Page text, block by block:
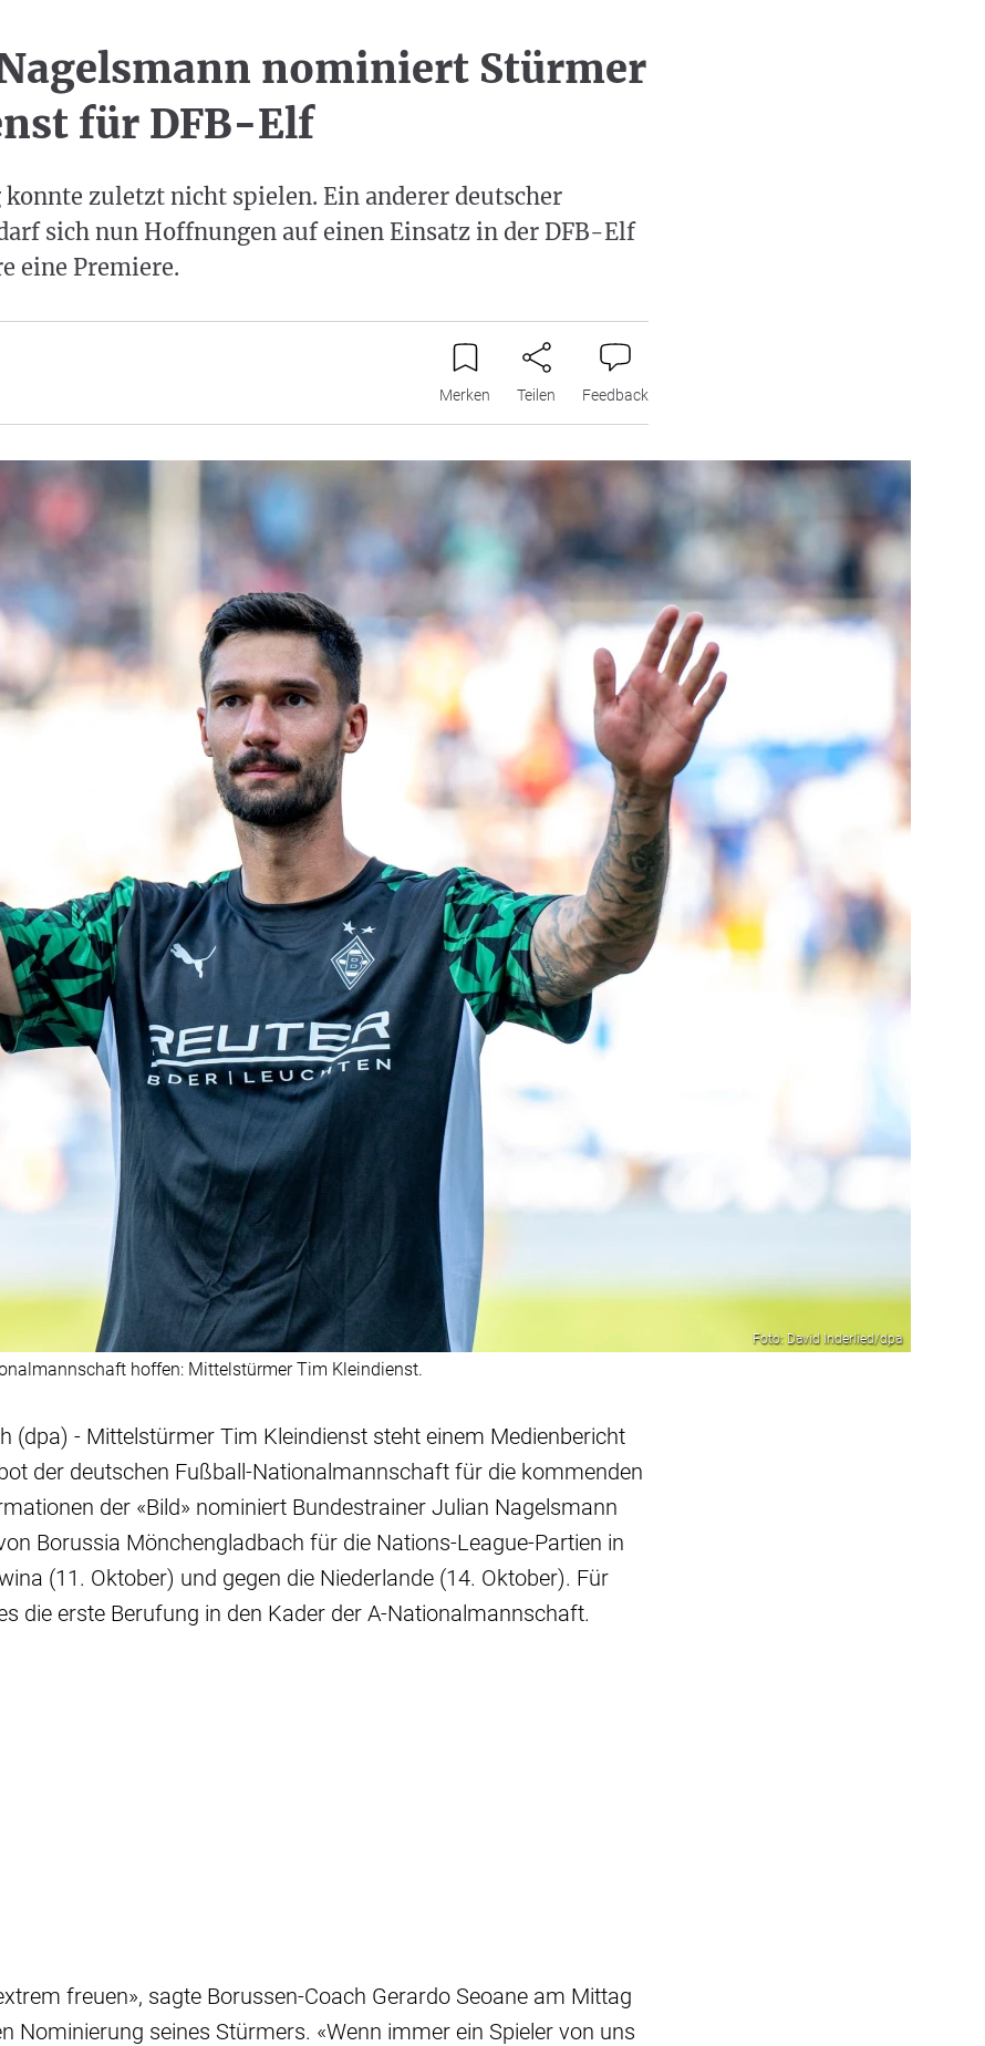
nominiert Stürmer
für DFB-Elf
zuletzt nicht spielen. Ein anderer deutscher
sich nun Hoffnungen auf einen Einsatz in der DFB-Elf
eine Premiere.
Merken Teilen Feedback
Foto: David Inderlied/dpa
hoffen: Mittelstürmer Tim Kleindienst.
(dpa) - Mittelstürmer Tim Kleindienst steht einem Medienbericht
der deutschen Fußball-Nationalmannschaft für die kommenden
der «Bild» nominiert Bundestrainer Julian Nagelsmann
Borussia Mönchengladbach für die Nations-League-Partien in
(11. Oktober) und gegen die Niederlande (14. Oktober). Für
die erste Berufung in den Kader der A-Nationalmannschaft.
freuen», sagte Borussen-Coach Gerardo Seoane am Mittag
Nominierung seines Stürmers. «Wenn immer ein Spieler von uns